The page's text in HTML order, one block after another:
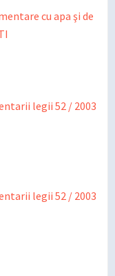
cu apa şi de
legii 52 / 2003
legii 52 / 2003